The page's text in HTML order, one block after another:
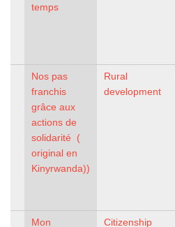
temps
Nos pas
franchis
grâce aux
actions de
solidarité (
original en
Kinyrwanda))
Rural
development
Mon Citizenship